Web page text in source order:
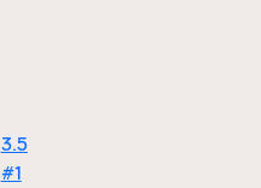
3.5
#1